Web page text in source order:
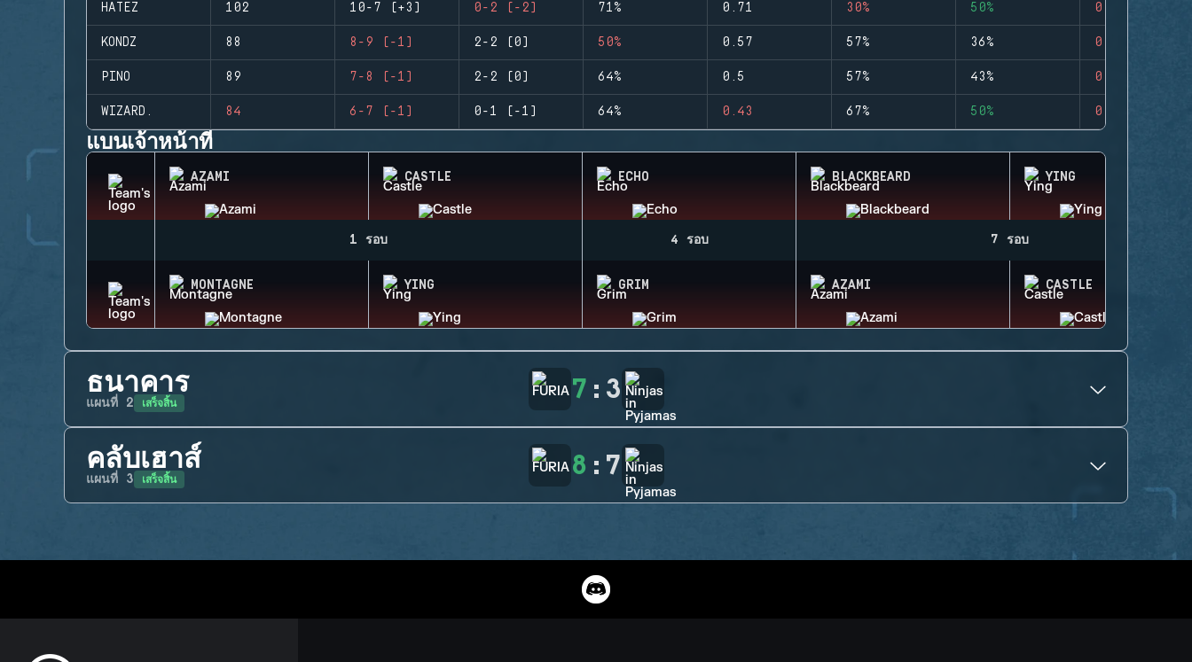
HATEZ 102 10-7 (+3) 0-2 (-2) 71% 0.71 30% 50% 0
KONDZ 88 8-9 (-1) 2-2 (0) 50% 0.57 57% 36% 0
PINO 89 7-8 (-1) 2-2 (0) 64% 0.5 57% 43% 0
WIZARD. 84 6-7 (-1) 0-1 (-1) 64% 0.43 67% 50% 0
แบนเจ้าหน้าที่
AZAMI CASTLE ECHO BLACKBEARD YING
1 รอบ 4 รอบ 7 รอบ
MONTAGNE YING GRIM AZAMI CASTLE
ธนาคาร
แผนที่ 2 เสร็จสิ้น 7 : 3
คลับเฮาส์
แผนที่ 3 เสร็จสิ้น 8 : 7